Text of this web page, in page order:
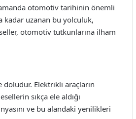
otomotiv tarihinin önemli
kadar uzanan bu yolculuk,
otomotiv tutkunlarına ilham
Elektrikli araçların
sıkça ele aldığı
ve bu alandaki yenilikleri